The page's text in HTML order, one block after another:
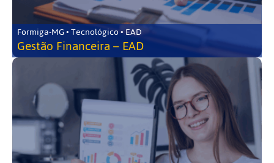
Formiga-MG • Tecnológico • EAD
Gestão Financeira – EAD